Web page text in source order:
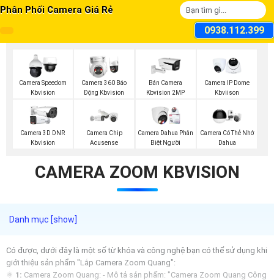
Phân Phối Camera Giá Rẻ
0938.112.399
Camera Speedom
Kbvision
Camera 360 Báo
Động Kbvision
Bán Camera
Kbvision 2MP
Camera IP Dome
Kbviison
Camera 3D DNR
Kbvision
Camera Chip
Acusense
Camera Dahua Phân
Biệt Người
Camera Có Thẻ Nhớ
Dahua
CAMERA ZOOM KBVISION
Có được, dưới đây là một số từ khóa và công nghệ bạn có thể sử dụng khi
giới thiệu sản phẩm "Lắp Camera Zoom Quang":
⚛️ 1: Camera Zoom Quang: - Mô tả sản phẩm: "Camera Zoom Quang Công